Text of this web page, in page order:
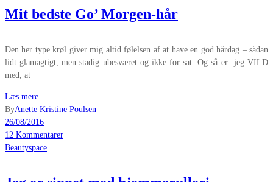
Mit bedste Go’ Morgen-hår
Den her type krøl giver mig altid følelsen af at have en god hårdag – sådan
lidt glamagtigt, men stadig ubesværet og ikke for sat. Og så er jeg VILD
med, at
Læs mere
ByAnette Kristine Poulsen
26/08/2016
12 Kommentarer
Beautyspace